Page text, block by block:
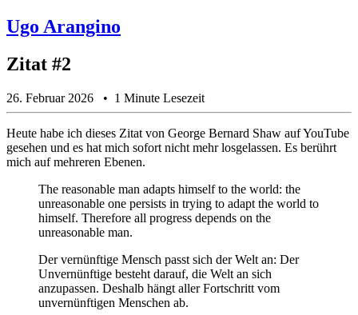
Ugo Arangino
Zitat #2
26. Februar 2026 1 Minute Lesezeit
Heute habe ich dieses Zitat von George Bernard Shaw auf YouTube
gesehen und es hat mich sofort nicht mehr losgelassen. Es berührt
mich auf mehreren Ebenen.
The reasonable man adapts himself to the world: the
unreasonable one persists in trying to adapt the world to
himself. Therefore all progress depends on the
unreasonable man.
Der vernünftige Mensch passt sich der Welt an: Der
Unvernünftige besteht darauf, die Welt an sich
anzupassen. Deshalb hängt aller Fortschritt vom
unvernünftigen Menschen ab.